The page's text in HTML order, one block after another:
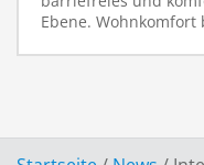
Ebene.